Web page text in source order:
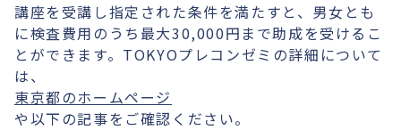
講座を受講し指定された条件を満たすと、男女とも
に検査費用のうち最大30,000円まで助成を受けるこ
とができます。TOKYOプレコンゼミの詳細について
は、
東京都のホームページ
や以下の記事をご確認ください。